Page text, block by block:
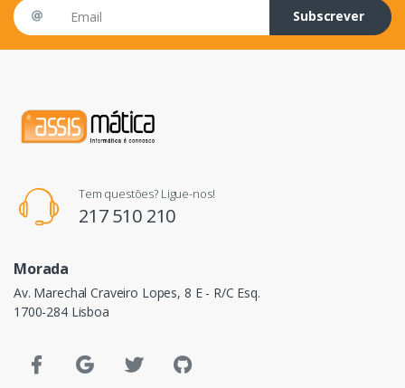
Email address
Subscrever
Tem questões? Ligue-nos!
217 510 210
Morada
Av. Marechal Craveiro Lopes, 8 E - R/C Esq.
1700-284 Lisboa